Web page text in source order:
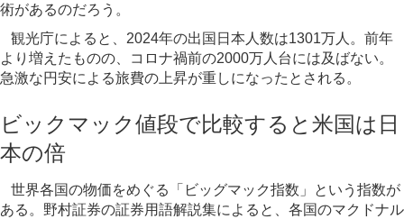
術があるのだろう。
観光庁によると、2024年の出国日本人数は1301万人。前年
より増えたものの、コロナ禍前の2000万人台には及ばない。
急激な円安による旅費の上昇が重しになったとされる。
ビックマック値段で比較すると米国は日
本の倍
世界各国の物価をめぐる「ビッグマック指数」という指数が
ある。野村証券の証券用語解説集によると、各国のマクドナル